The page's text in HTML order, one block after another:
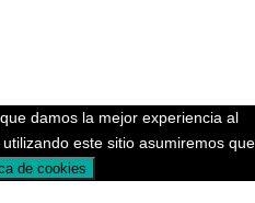
damos la mejor experiencia al
este sitio asumiremos que
de cookies